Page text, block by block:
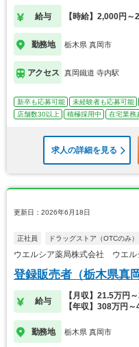
給与 【時給】2,000円～
勤務地 栃木県 真岡市
アクセス 真岡鐵道 寺内駅
新卒も応募可能 未経験者も応募可能
店舗数30以上
積極採用中 在宅業務
求人の詳細を見る
更新日：2026年6月18日
正社員 ドラッグストア（OTCのみ）
ウエルシア薬局株式会社 ウエル
登録販売者（栃木県真
給与
【月収】21.5万円
【年収】308万円～
勤務地 栃木県 真岡市